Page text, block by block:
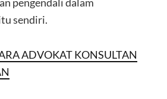
sendiri.
ADVOKAT KONSULTAN